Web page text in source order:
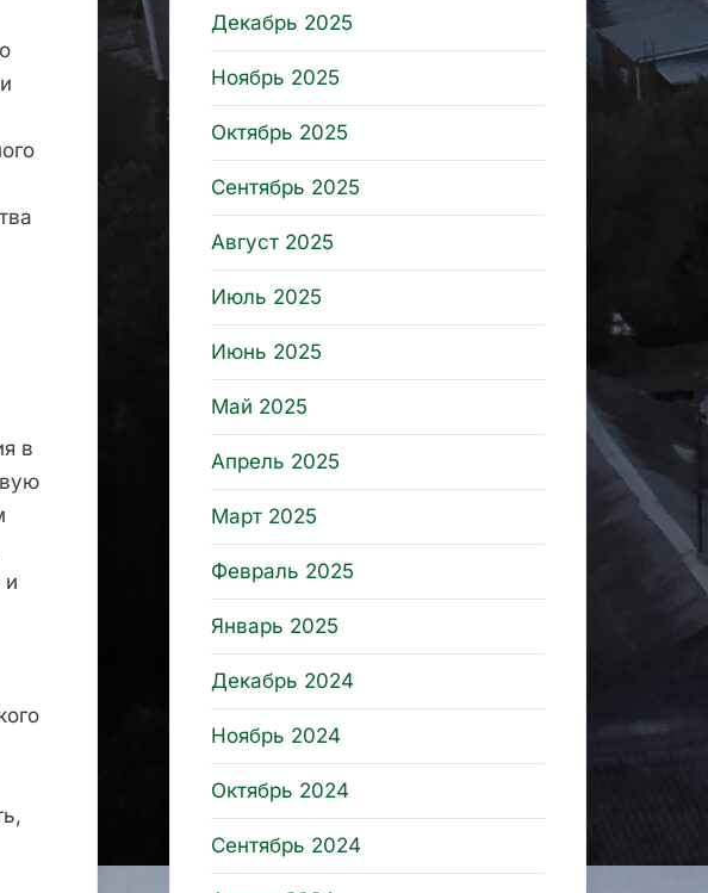
в
и
Декабрь 2025
Ноябрь 2025
Октябрь 2025
Сентябрь 2025
Август 2025
Июль 2025
Июнь 2025
Май 2025
Апрель 2025
Март 2025
Февраль 2025
Январь 2025
Декабрь 2024
Ноябрь 2024
Октябрь 2024
Сентябрь 2024